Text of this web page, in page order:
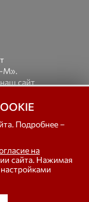
М».
сайт
«Тензо-М» —
фасовки,
Подробнее –
на
сайта. Нажимая